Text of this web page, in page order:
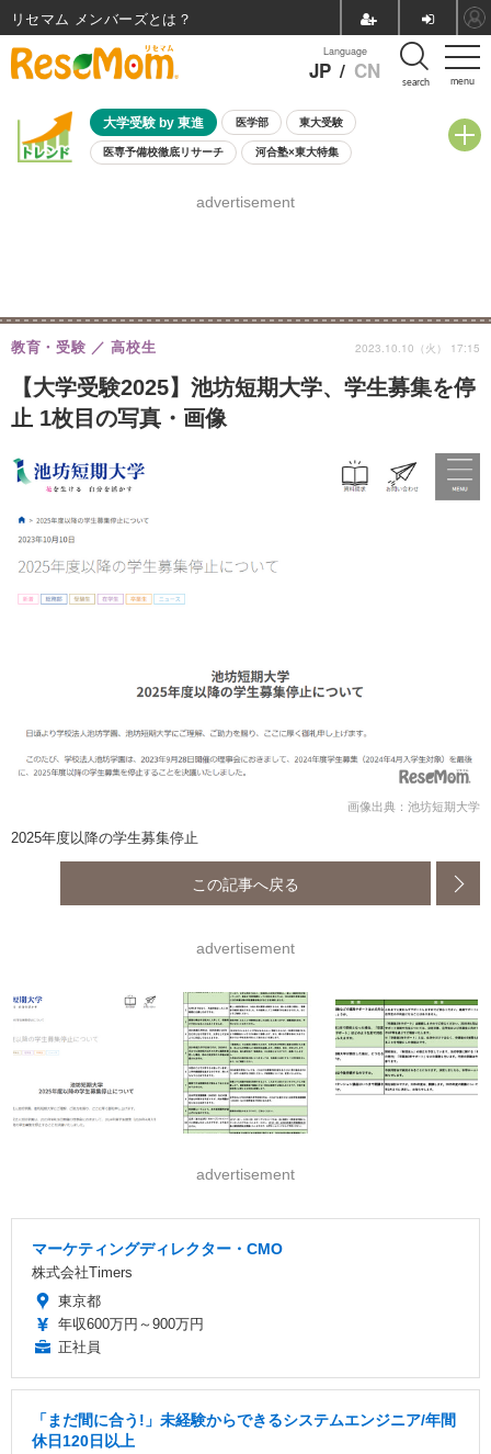
menu
Language
JP / CN search
大学受験 by 東進 医学部 東大受験
医専予備校徹底リサーチ 河合塾×東大特集
8月開催学校説明会・相談会
advertisement
【大学受験2025】池坊短期大学、学生募集を停
止 1枚目の写真・画像
教育・受験 高校生 2023.10.10（火） 17:15
画像出典：池坊短期大学
2025年度以降の学生募集停止
この記事へ戻る
advertisement
advertisement
マーケティングディレクター・CMO
株式会社Timers
東京都
年収600万円～900万円
正社員
「まだ間に合う!」未経験からできるシステムエンジニア/年間
休日120日以上
リセマム メンバーズ